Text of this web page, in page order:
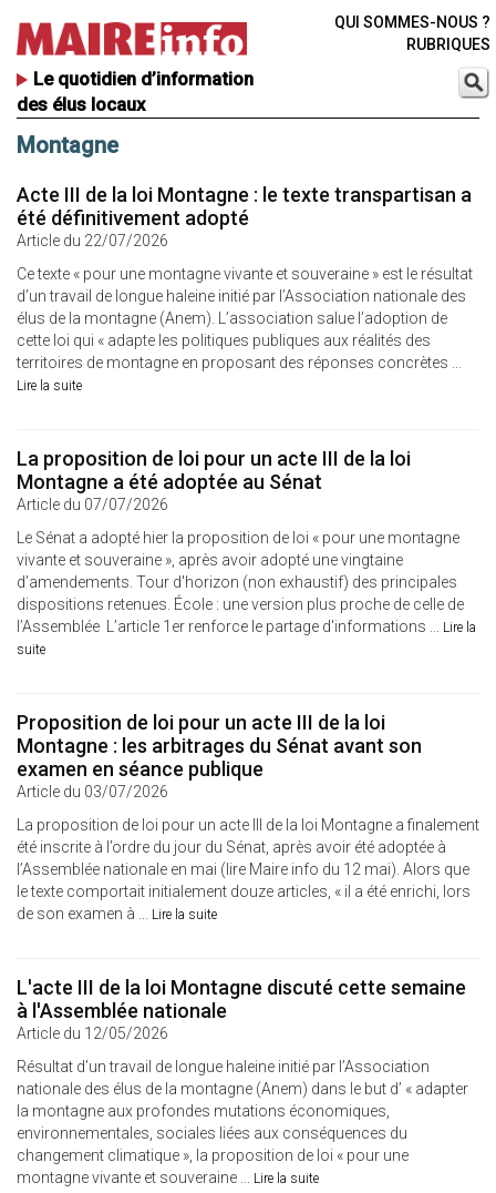
Le quotidien d’information
des élus locaux
QUI SOMMES-NOUS ?
RUBRIQUES
Montagne
Acte III de la loi Montagne : le texte transpartisan a
été définitivement adopté
Article du 22/07/2026
Ce texte « pour une montagne vivante et souveraine » est le résultat
d’un travail de longue haleine initié par l’Association nationale des
élus de la montagne (Anem). L’association salue l’adoption de
cette loi qui « adapte les politiques publiques aux réalités des
territoires de montagne en proposant des réponses concrètes ...
Lire la suite
La proposition de loi pour un acte III de la loi
Montagne a été adoptée au Sénat
Article du 07/07/2026
Le Sénat a adopté hier la proposition de loi « pour une montagne
vivante et souveraine », après avoir adopté une vingtaine
d’amendements. Tour d'horizon (non exhaustif) des principales
dispositions retenues. École : une version plus proche de celle de
l’Assemblée L’article 1er renforce le partage d'informations ... Lire la
suite
Proposition de loi pour un acte III de la loi
Montagne : les arbitrages du Sénat avant son
examen en séance publique
Article du 03/07/2026
La proposition de loi pour un acte III de la loi Montagne a finalement
été inscrite à l’ordre du jour du Sénat, après avoir été adoptée à
l’Assemblée nationale en mai (lire Maire info du 12 mai). Alors que
le texte comportait initialement douze articles, « il a été enrichi, lors
de son examen à ... Lire la suite
L'acte III de la loi Montagne discuté cette semaine
à l'Assemblée nationale
Article du 12/05/2026
Résultat d’un travail de longue haleine initié par l’Association
nationale des élus de la montagne (Anem) dans le but d’ « adapter
la montagne aux profondes mutations économiques,
environnementales, sociales liées aux conséquences du
changement climatique », la proposition de loi « pour une
montagne vivante et souveraine ... Lire la suite